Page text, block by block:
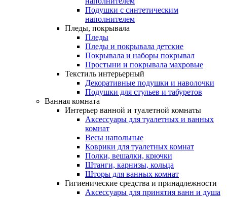
Подушки с синтетическим
наполнителем
Пледы, покрывала
Пледы
Пледы и покрывала детские
Покрывала и наборы покрывал
Простыни и покрывала махровые
Текстиль интерьерный
Декоративные подушки и наволочки
Подушки для стульев и табуретов
Ванная комната
Интерьер ванной и туалетной комнаты
Аксессуары для туалетных и ванных
комнат
Весы напольные
Коврики для туалетных комнат
Полки, вешалки, крючки
Штанги, карнизы, кольца
Шторы для ванных комнат
Гигиенические средства и принадлежности
Аксессуары для принятия ванн и душа